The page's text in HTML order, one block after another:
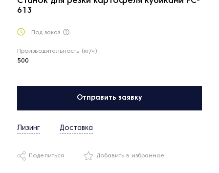
613
Под заказ
Производительность (кг/ч)
500
Отправить заявку
Лизинг Доставка
Поделиться Добавить в избранное